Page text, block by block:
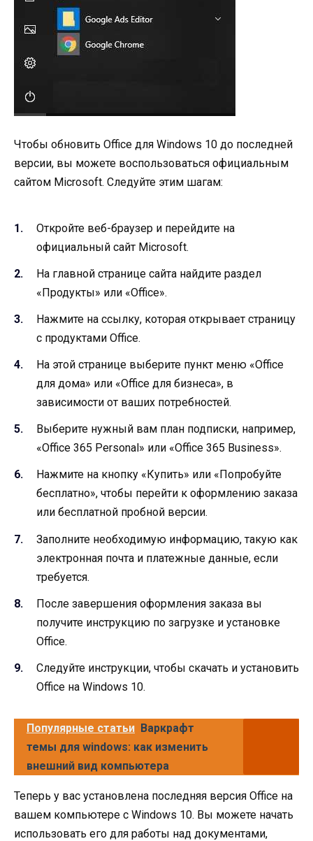
Чтобы обновить Office для Windows 10 до последней
версии, вы можете воспользоваться официальным
сайтом Microsoft. Следуйте этим шагам:
Откройте веб-браузер и перейдите на
официальный сайт Microsoft.
На главной странице сайта найдите раздел
«Продукты» или «Office».
Нажмите на ссылку, которая открывает страницу
с продуктами Office.
На этой странице выберите пункт меню «Office
для дома» или «Office для бизнеса», в
зависимости от ваших потребностей.
Выберите нужный вам план подписки, например,
«Office 365 Personal» или «Office 365 Business».
Нажмите на кнопку «Купить» или «Попробуйте
бесплатно», чтобы перейти к оформлению заказа
или бесплатной пробной версии.
Заполните необходимую информацию, такую как
электронная почта и платежные данные, если
требуется.
После завершения оформления заказа вы
получите инструкцию по загрузке и установке
Office.
Следуйте инструкции, чтобы скачать и установить
Office на Windows 10.
Популярные статьи Варкрафт
темы для windows: как изменить
внешний вид компьютера
Теперь у вас установлена последняя версия Office на
вашем компьютере с Windows 10. Вы можете начать
использовать его для работы над документами,